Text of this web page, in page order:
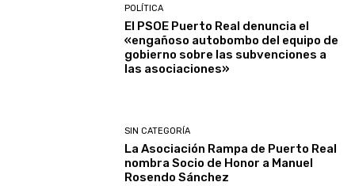
POLÍTICA
El PSOE Puerto Real denuncia el
«engañoso autobombo del equipo de
gobierno sobre las subvenciones a
las asociaciones»
SIN CATEGORÍA
La Asociación Rampa de Puerto Real
nombra Socio de Honor a Manuel
Rosendo Sánchez